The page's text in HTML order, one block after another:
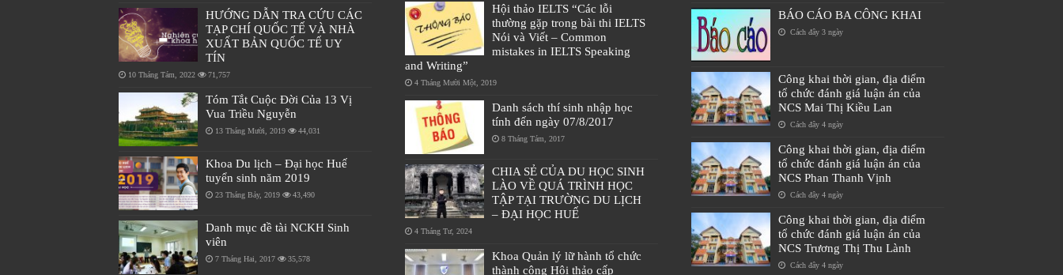
HƯỚNG DẪN TRA CỨU CÁC
TẠP CHÍ QUỐC TẾ VÀ NHÀ
XUẤT BẢN QUỐC TẾ UY
TÍN
10 Tháng Tám, 2022 71,757
Tóm Tắt Cuộc Đời Của 13 Vị
Vua Triều Nguyễn
13 Tháng Mười, 2019 44,031
Khoa Du lịch – Đại học Huế
tuyển sinh năm 2019
23 Tháng Bảy, 2019 43,490
Danh mục đề tài NCKH Sinh
viên
7 Tháng Hai, 2017 35,578
Hội thảo IELTS “Các lỗi
thường gặp trong bài thi IELTS
Nói và Viết – Common
mistakes in IELTS Speaking
and Writing”
4 Tháng Mười Một, 2019
Danh sách thí sinh nhập học
tính đến ngày 07/8/2017
8 Tháng Tám, 2017
CHIA SẺ CỦA DU HỌC SINH
LÀO VỀ QUÁ TRÌNH HỌC
TẬP TẠI TRƯỜNG DU LỊCH
– ĐẠI HỌC HUẾ
4 Tháng Tư, 2024
Khoa Quản lý lữ hành tổ chức
thành công Hội thảo cấp
BÁO CÁO BA CÔNG KHAI
Cách đây 3 ngày
Công khai thời gian, địa điểm
tổ chức đánh giá luận án của
NCS Mai Thị Kiều Lan
Cách đây 4 ngày
Công khai thời gian, địa điểm
tổ chức đánh giá luận án của
NCS Phan Thanh Vịnh
Cách đây 4 ngày
Công khai thời gian, địa điểm
tổ chức đánh giá luận án của
NCS Trương Thị Thu Lành
Cách đây 4 ngày